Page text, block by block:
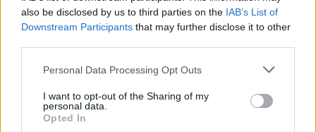
also be disclosed by us to third parties on the IAB’s List of
Downstream Participants that may further disclose it to other
Please note that this website/app uses one or more Google
not limited to your visit or usage behaviour. You may click to
grant or deny consent to Google and its third-party tags to
use your data for below specified purposes in below Google
Personal Data Processing Opt Outs
I want to opt-out of the Sharing of my
personal data.
Opted In
autóját olyan méretben, hogy felnőtt is utazhasson
rajta. Sőt, nem is akármilyen sebességgel. Guan
Valószínű, hogy az…
MITx online elektronika kurzus